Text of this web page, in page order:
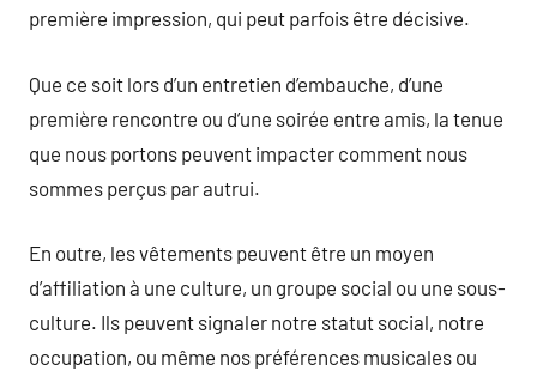
première impression, qui peut parfois être décisive.
Que ce soit lors d’un entretien d’embauche, d’une
première rencontre ou d’une soirée entre amis, la tenue
que nous portons peuvent impacter comment nous
sommes perçus par autrui.
En outre, les vêtements peuvent être un moyen
d’affiliation à une culture, un groupe social ou une sous-
culture. Ils peuvent signaler notre statut social, notre
occupation, ou même nos préférences musicales ou